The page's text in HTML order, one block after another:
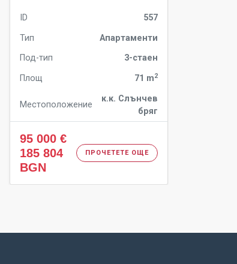
ID
557
Тип
Апартаменти
Под-тип
3-стаен
Площ
71 m2
Местоположение
к.к. Слънчев
бряг
95 000 €
185 804
BGN
ПРОЧЕТЕТЕ ОЩЕ